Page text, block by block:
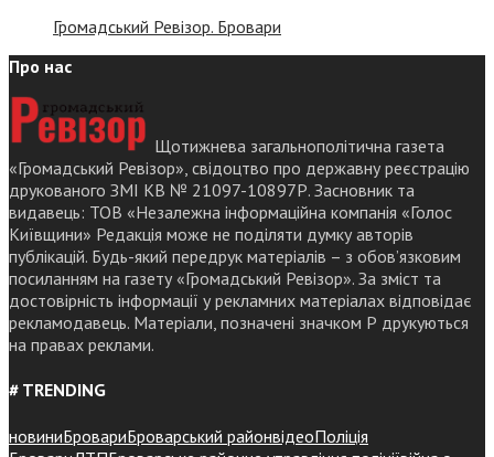
Громадський Ревізор. Бровари
Про нас
Щотижнева загальнополітична газета
«Громадський Ревізор», свідоцтво про державну реєстрацію
друкованого ЗМІ КВ № 21097-10897Р. Засновник та
видавець: ТОВ «Незалежна інформаційна компанія «Голос
Київщини» Редакція може не поділяти думку авторів
публікацій. Будь-який передрук матеріалів – з обов’язковим
посиланням на газету «Громадський Ревізор». За зміст та
достовірність інформації у рекламних матеріалах відповідає
рекламодавець. Матеріали, позначені значком Р друкуються
на правах реклами.
# TRENDING
новиниБровариБроварський районвідеоПоліція